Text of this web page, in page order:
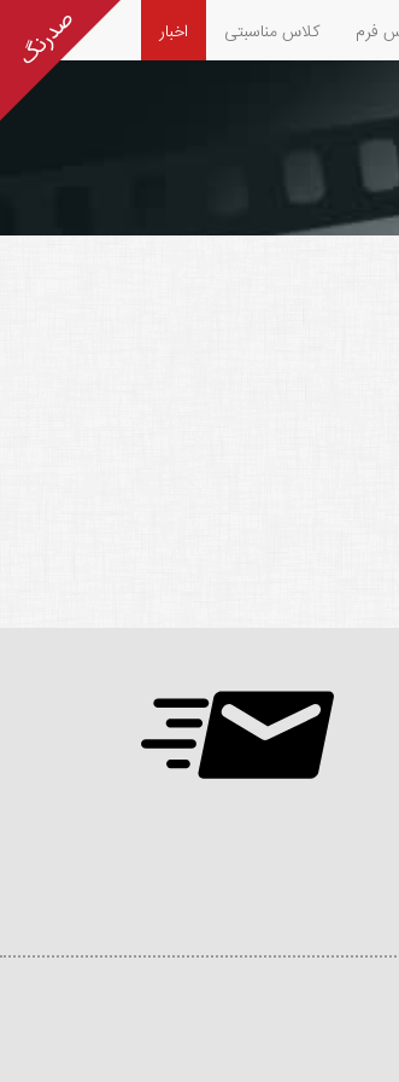
فرم کلاس مناسبتی اخبار